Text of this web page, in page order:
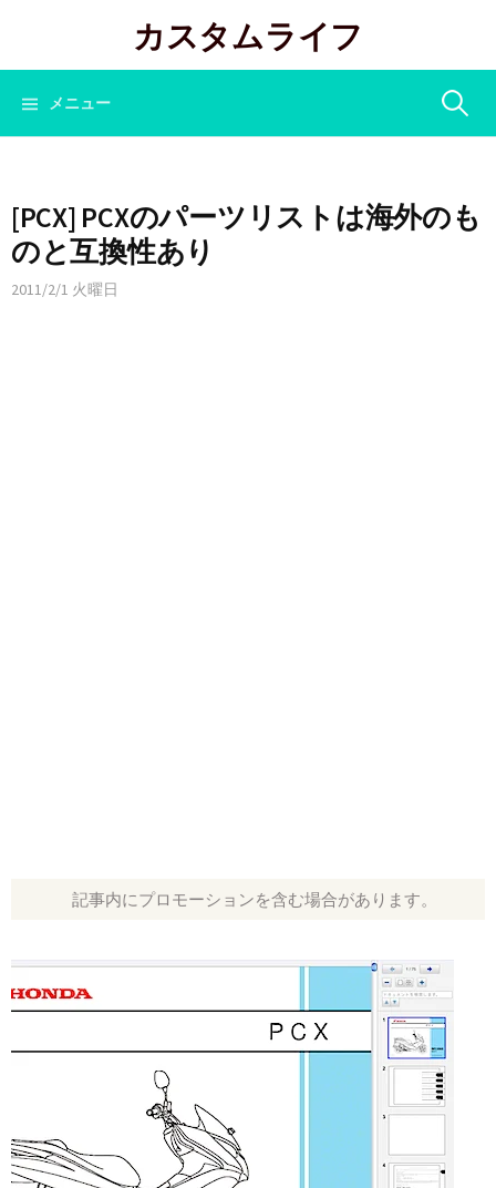
テ
キ
ッ
プ
カスタムライフ
メニュー 検
[PCX] PCXのパーツリストは海外のも
のと互換性あり
2011/2/1 火曜日
記事内にプロモーションを含む場合があります。